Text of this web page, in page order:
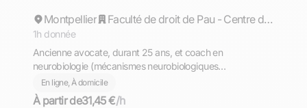
Répond rapidement
Montpellier Faculté de droit de Pau - Centre de formation des Avocats
1h donnée
Ancienne avocate, durant 25 ans, et coach en
neurobiologie (mécanismes neurobiologiques
d'apprentissage et motivation), donne cours de droit et
méthodologie, préparation aux examens.
En ligne, À domicile
À partir de31,45 €/h